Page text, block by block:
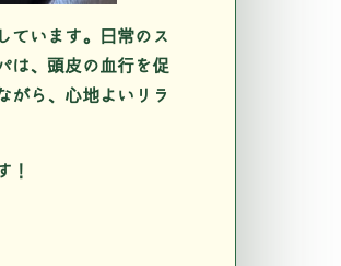
ています。日常のス
は、頭皮の血行を促
がら、心地よいリラ
！